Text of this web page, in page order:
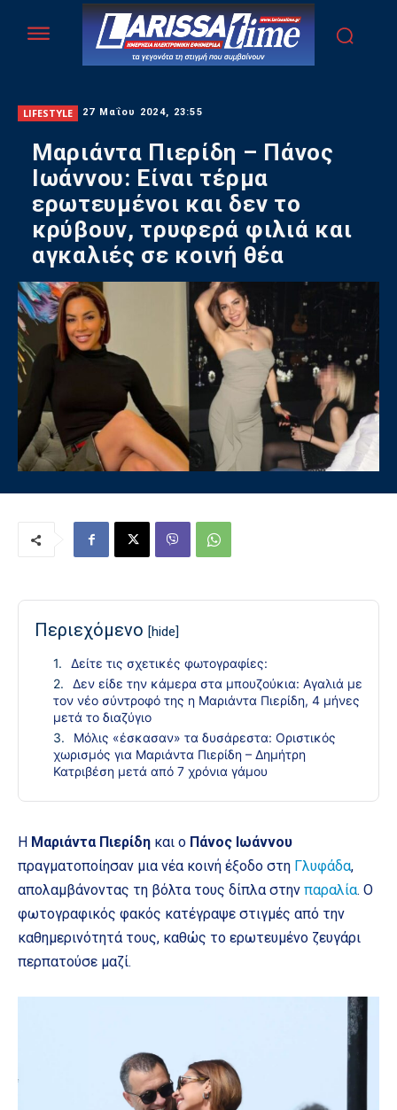
LIFESTYLE 27 Μαΐου 2024, 23:55
Μαριάντα Πιερίδη – Πάνος
Ιωάννου: Είναι τέρμα
ερωτευμένοι και δεν το
κρύβουν, τρυφερά φιλιά και
αγκαλιές σε κοινή θέα
Περιεχόμενο [hide]
Δείτε τις σχετικές φωτογραφίες:
Δεν είδε την κάμερα στα μπουζούκια: Αγαλιά με
τον νέο σύντροφό της η Μαριάντα Πιερίδη, 4 μήνες
μετά το διαζύγιο
Μόλις «έσκασαν» τα δυσάρεστα: Οριστικός
χωρισμός για Μαριάντα Πιερίδη – Δημήτρη
Κατριβέση μετά από 7 χρόνια γάμου
Η Μαριάντα Πιερίδη και ο Πάνος Ιωάννου
πραγματοποίησαν μια νέα κοινή έξοδο στη Γλυφάδα,
απολαμβάνοντας τη βόλτα τους δίπλα στην παραλία. Ο
φωτογραφικός φακός κατέγραψε στιγμές από την
καθημερινότητά τους, καθώς το ερωτευμένο ζευγάρι
περπατούσε μαζί.